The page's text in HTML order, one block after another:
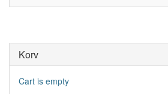
Korv
Cart is empty